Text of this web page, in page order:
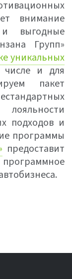
внимание
выгодные
Групп»
уникальных
и для
пакет
подходов и
программы
предоставит